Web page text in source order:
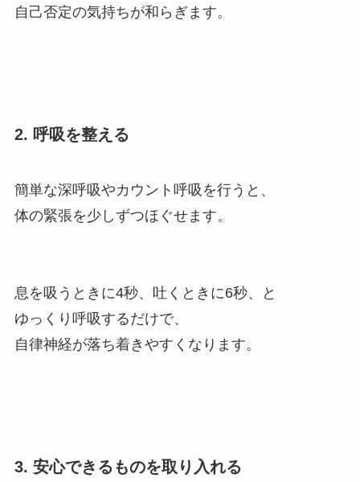
自己否定の気持ちが和らぎます。
2. 呼吸を整える
簡単な深呼吸やカウント呼吸を行うと、
体の緊張を少しずつほぐせます。
息を吸うときに4秒、吐くときに6秒、と
ゆっくり呼吸するだけで、
自律神経が落ち着きやすくなります。
3. 安心できるものを取り入れる